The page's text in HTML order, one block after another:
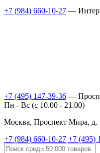
+7 (984) 660-10-27 —
+7 (495) 147-39-36 —
Пн - Вс (c 10.00 - 21.00)
Москва, Проспект Мира, д.
+7 (984) 660-10-27 +7 (495)